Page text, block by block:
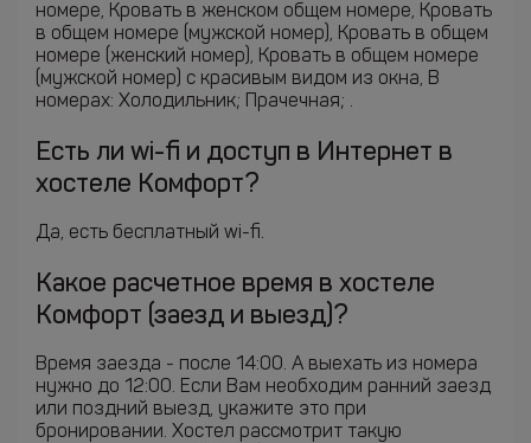
номере, Кровать в женском общем номере, Кровать
в общем номере (мужской номер), Кровать в общем
номере (женский номер), Кровать в общем номере
(мужской номер) с красивым видом из окна, В
номерах: Холодильник; Прачечная; .
Есть ли wi-fi и доступ в Интернет в
хостеле Комфорт?
Да, есть бесплатный wi-fi.
Какое расчетное время в хостеле
Комфорт (заезд и выезд)?
Время заезда - после 14:00. А выехать из номера
нужно до 12:00. Если Вам необходим ранний заезд
или поздний выезд, укажите это при
бронировании. Хостел рассмотрит такую